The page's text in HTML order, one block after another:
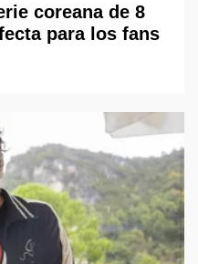
coreana de 8
para los fans